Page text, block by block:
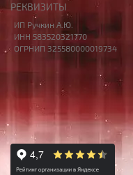
РЕКВИЗИТЫ
ИП Ручкин А.Ю.
ИНН 583520321770
ОГРНИП 325580000019734